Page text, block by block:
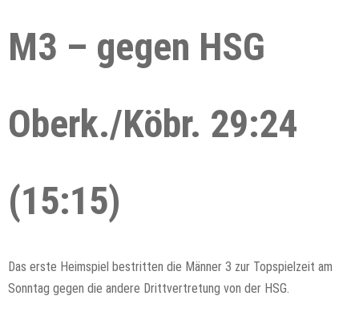
M3 – gegen HSG
Oberk./Köbr. 29:24
(15:15)
Das erste Heimspiel bestritten die Männer 3 zur Topspielzeit am
Sonntag gegen die andere Drittvertretung von der HSG.